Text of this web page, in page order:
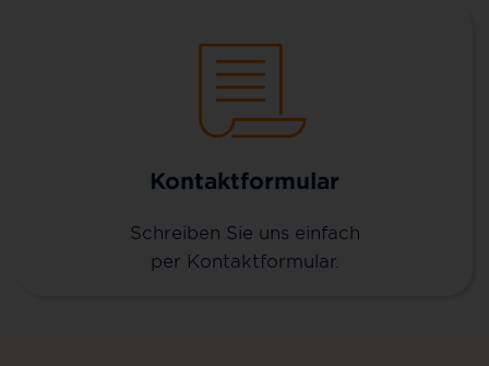
Kontaktformular
Schreiben Sie uns einfach
per Kontaktformular.